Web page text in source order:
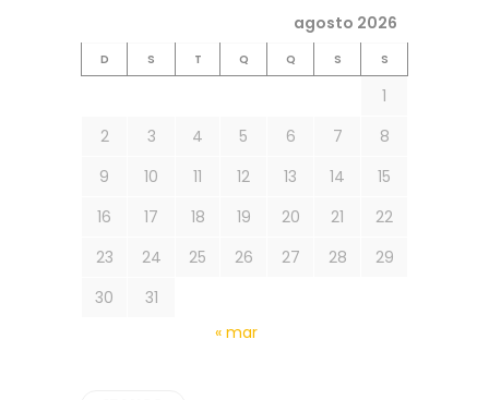
agosto 2026
D S T Q Q S S
1
2
3 4 5 6 7
8
9
10 11 12 13 14
15
16
17 18 19 20 21
22
23
24 25 26 27 28
29
30
31
« mar